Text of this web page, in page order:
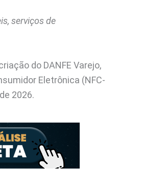
serviços de
do DANFE Varejo,
Eletrônica (NFC-
2026.